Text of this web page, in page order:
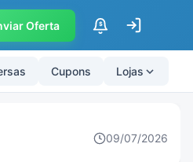
Oferta $
Cupons Lojas
09/07/2026